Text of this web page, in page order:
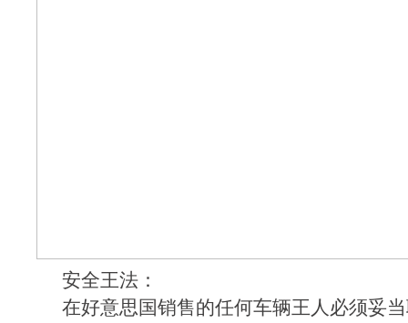
安全王法：
在好意思国销售的任何车辆王人必须妥